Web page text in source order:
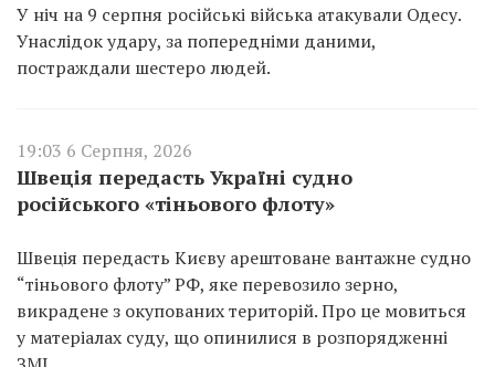
У ніч на 9 серпня російські війська атакували Одесу.
Унаслідок удару, за попередніми даними,
постраждали шестеро людей.
19:03 6 Серпня, 2026
Швеція передасть Україні судно
російського «тіньового флоту»
Швеція передасть Києву арештоване вантажне судно
“тіньового флоту” РФ, яке перевозило зерно,
викрадене з окупованих територій. Про це мовиться
у матеріалах суду, що опинилися в розпорядженні